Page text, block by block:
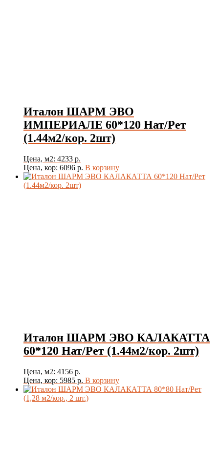
Италон ШАРМ ЭВО
ИМПЕРИАЛЕ 60*120 Нат/Рет
(1.44м2/кор. 2шт)
Цена, м2: 4233 р.
Цена, кор: 6096 р. В корзину
Италон ШАРМ ЭВО КАЛАКАТТА
60*120 Нат/Рет (1.44м2/кор. 2шт)
Цена, м2: 4156 р.
Цена, кор: 5985 р. В корзину